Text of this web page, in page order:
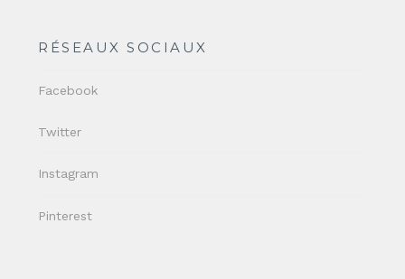
RÉSEAUX SOCIAUX
Facebook
Twitter
Instagram
Pinterest